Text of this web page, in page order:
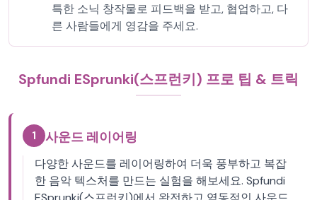
특한 소닉 창작물로 피드백을 받고, 협업하고, 다
른 사람들에게 영감을 주세요.
Spfundi ESprunki(스프런키) 프로 팁 & 트릭
1 사운드 레이어링
다양한 사운드를 레이어링하여 더욱 풍부하고 복잡
한 음악 텍스처를 만드는 실험을 해보세요. Spfundi